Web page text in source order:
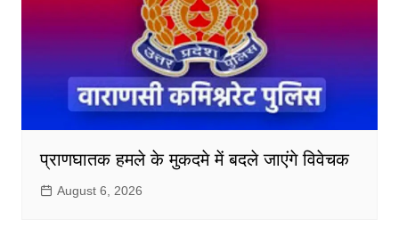
प्राणघातक हमले के मुकदमे में बदले जाएंगे विवेचक
August 6, 2026